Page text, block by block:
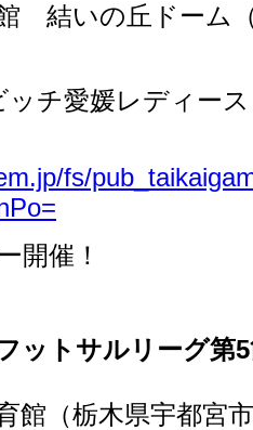
結いの丘ドーム
チ愛媛レディース
fs/
開催！
ットサルリーグ第
館（栃木県宇都宮